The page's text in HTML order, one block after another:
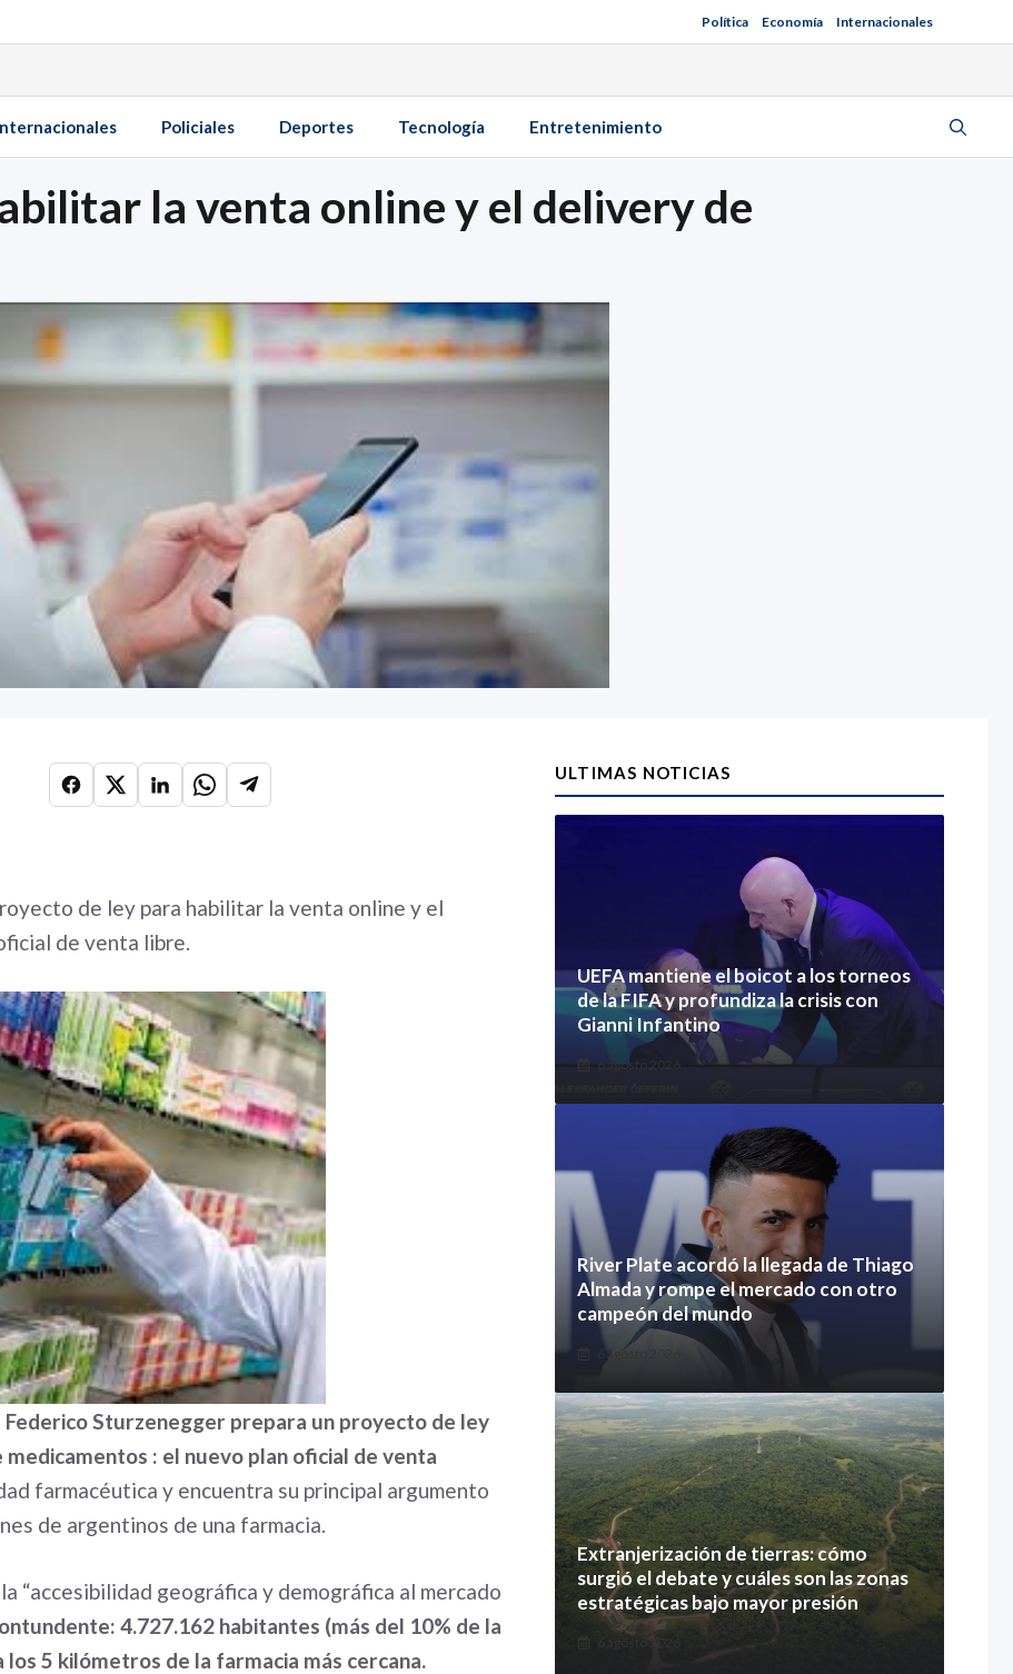
Política Economía Internacionales
Policiales Deportes Tecnología Entretenimiento
la venta online y el delivery de
de ley para habilitar la venta online y el
de venta libre.
Sturzenegger prepara un proyecto de ley
: el nuevo plan oficial de venta
farmacéutica y encuentra su principal argumento
de argentinos de una farmacia.
“accesibilidad geográfica y demográfica al mercado
4.727.162 habitantes (más del 10% de la
5 kilómetros de la farmacia más cercana.
ULTIMAS NOTICIAS
UEFA mantiene el boicot a los torneos
de la FIFA y profundiza la crisis con
Gianni Infantino
6 agosto 2026
River Plate acordó la llegada de Thiago
Almada y rompe el mercado con otro
campeón del mundo
6 agosto 2026
Extranjerización de tierras: cómo
surgió el debate y cuáles son las zonas
estratégicas bajo mayor presión
6 agosto 2026